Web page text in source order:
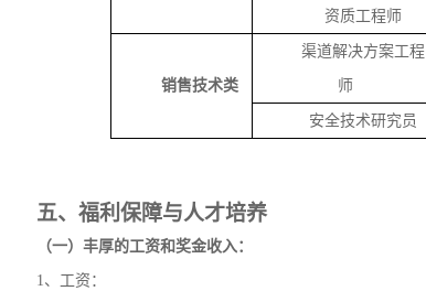
资质工程师
销售技术类
渠道解决方案工程
师
安全技术研究员
五、福利保障与人才培养
（一）丰厚的工资和奖金收入：
1、工资：